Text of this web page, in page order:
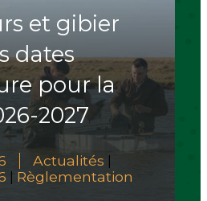
et gibier
dates
pour la
2027
Actualités
Règlementation